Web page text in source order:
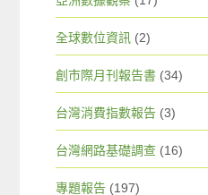
全球數位資訊 (2)
創市際月刊報告書 (34)
台灣消費指數報告 (3)
台灣網路基礎調查 (16)
專題報告 (197)